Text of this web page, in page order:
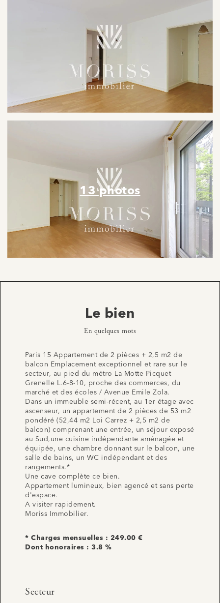
13 photos
Le bien
En quelques mots
Paris 15 Appartement de 2 pièces + 2,5 m2 de
balcon Emplacement exceptionnel et rare sur le
secteur, au pied du métro La Motte Picquet
Grenelle L.6-8-10, proche des commerces, du
marché et des écoles / Avenue Emile Zola.
Dans un immeuble semi-récent, au 1er étage avec
ascenseur, un appartement de 2 pièces de 53 m2
pondéré (52,44 m2 Loi Carrez + 2,5 m2 de
balcon) comprenant une entrée, un séjour exposé
au Sud,une cuisine indépendante aménagée et
équipée, une chambre donnant sur le balcon, une
salle de bains, un WC indépendant et des
rangements.*
Une cave complète ce bien.
Appartement lumineux, bien agencé et sans perte
d'espace.
A visiter rapidement.
Moriss Immobilier.
* Charges mensuelles : 249.00 €
Dont honoraires : 3.8 %
Secteur